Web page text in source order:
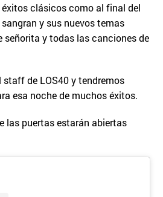
clásicos como al final del
y sus nuevos temas
señorita y todas las canciones de
de LOS40 y tendremos
esa noche de muchos éxitos.
las puertas estarán abiertas